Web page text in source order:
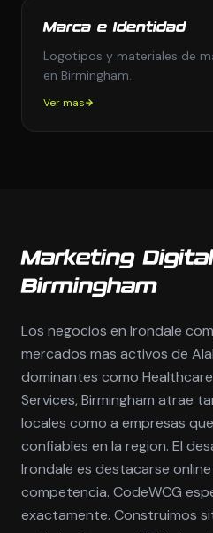
Marca e Identidad
Logotipos y materiales de
en Birmingham.
Ver mas
Marketing
Birmingham
Los negocios en Irondale
mercados mas activos de
dominantes como
Services, Birmingham atrae
locales como a empresas
confiables en la region. El
Irondale es destacarse
competencia. CodeWCG
exactamente. Construimos